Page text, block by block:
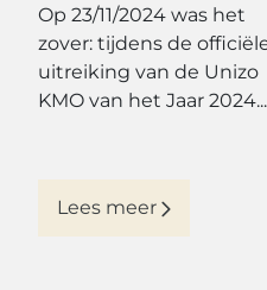
Op 23/11/2024 was het
zover: tijdens de
uitreiking van de Unizo
KMO van het Jaar 2024...
Lees meer